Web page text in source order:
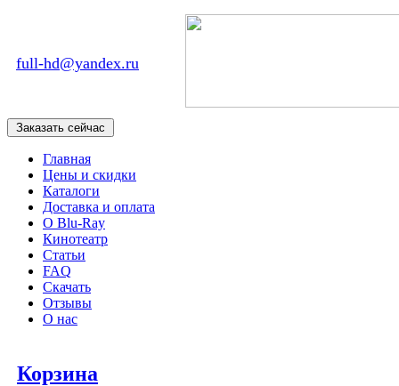
full-hd@yandex.ru
Главная
Цены и скидки
Каталоги
Доставка и оплата
О Blu-Ray
Кинотеатр
Статьи
FAQ
Скачать
Отзывы
О нас
Корзина